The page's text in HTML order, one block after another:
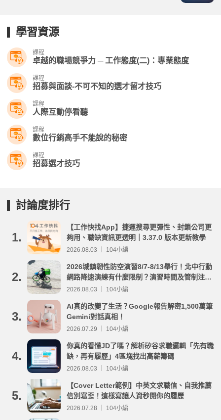
學習資源
課程
卓越的職場競爭力 ─ 工作態度(二)：專業態度
課程
招募與面談-不可不知的選才留才技巧
課程
人際互動停看聽
課程
數位行銷高手不能說的秘密
課程
招募選才技巧
討論度排行
1.
【工作快找App】捷運搜尋更彈性、封鎖公司更
夠用、職缺資訊更透明｜3.37.0 版本更新教學
2026.08.03 ｜ 104小編
2.
2026城鎮韌性防空演習8/7-8/13舉行！北中行動
網路降速演練有什麼限制？演習時間及管制注意
事項整理
2026.08.03 ｜ 104小編
3.
AI真的改變了生活？Google報告解密1,500萬筆
Gemini對話真相！
2026.07.29 ｜ 104小編
4.
你真的看懂JD了嗎？解析矽谷求職邏輯「先有職
缺，再有履歷」4區塊找出高薪籌碼
2026.08.03 ｜ 104小編
5.
【Cover Letter範例】中英文求職信、自我推薦
信別寫歪！這樣寫讓人資秒開你的履歷
2026.07.28 ｜ 104小編